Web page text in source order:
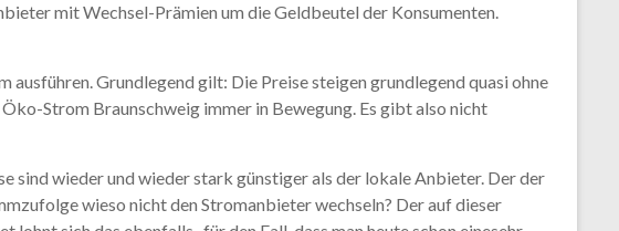
mit Wechsel-Prämien um die Geldbeutel der Konsumenten.
Grundlegend gilt: Die Preise steigen grundlegend quasi ohne
Strom Braunschweig immer in Bewegung. Es gibt also nicht
sind wieder und wieder stark günstiger als der lokale Anbieter. Der der
wieso nicht den Stromanbieter wechseln? Der auf dieser